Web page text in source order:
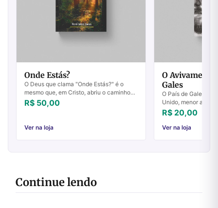
Onde Estás?
O Deus que clama "Onde Estás?" é o
mesmo que, em Cristo, abriu o caminho
para que possamos voltar ao"jardim' - ao
"Lugar do Encontro" - ao lugar de
R$ 50,00
Ver na loja
O Avivamento
Gales
O País de Gales é
Unido, menor ainda
brasileiro do
20, tinha uma
mais de ...
R$ 20,00
Ver na loja
Continue lendo